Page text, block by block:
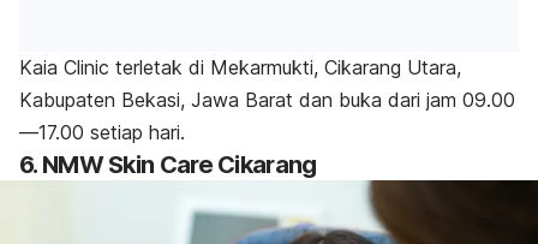
Kaia Clinic terletak di Mekarmukti, Cikarang Utara,
Kabupaten Bekasi, Jawa Barat dan buka dari jam 09.00
—17.00 setiap hari.
6. NMW Skin Care Cikarang